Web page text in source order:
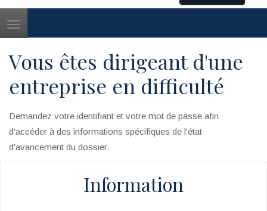
Toggle
Vous êtes dirigeant d'une
entreprise en difficulté
Demandez votre identifiant et votre mot de passe afin
d'accéder à des informations spécifiques de l'état
d'avancement du dossier.
Information